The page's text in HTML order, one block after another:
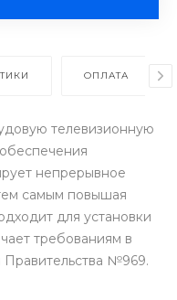
ОПЛАТА
телевизионную
непрерывное
самым повышая
для установки
требованиям в
Правительства №969.